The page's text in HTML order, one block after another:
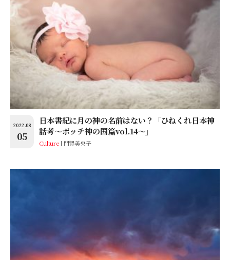
2022.08
05
日本書紀に月の神の名前はない？「ひねくれ日本神
話考〜ボッチ神の国篇vol.14〜」
Culture 門賀美央子